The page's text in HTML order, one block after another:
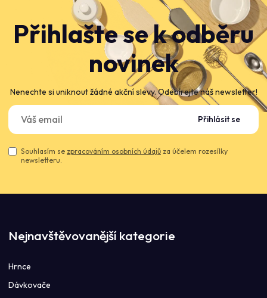
Přihlašte se k odběru
novinek
Nenechte si uniknout žádné akční slevy. Odebírejte náš newsletter!
Přihlásit se
Souhlasím se zpracováním osobních údajů za účelem rozesílky
newsletteru.
Nejnavštěvovanější kategorie
Hrnce
Dávkovače